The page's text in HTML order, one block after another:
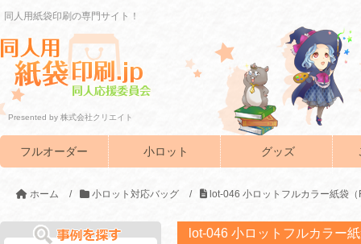
同人用紙袋印刷の専門サイト！
Presented by 株式会社クリエイト
フルオーダー 小ロット グッズ
ホーム / 小ロット対応バッグ / lot-046 小ロットフルカラー紙袋
lot-046 小ロットフルカラー